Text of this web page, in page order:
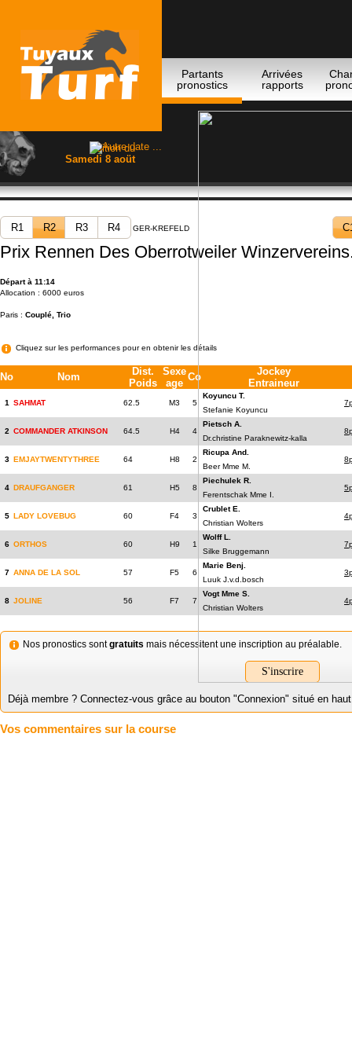
Edition du
Samedi 8 aoüt
Partants
pronostics
Arrivées
rapports
R1 R2 R3 R4 GER-KREFELD
Prix Rennen Des Oberrotweiler
Départ à 11:14
Allocation : 6000 euros
Paris : Couplé, Trio
Cliquez sur les performances pour en obtenir les détails
No Nom
Dist.
Poids
Sexe
age
Co
Jockey
Entraineur
1 SAHMAT 62.5 M3 5
Koyuncu T.
Stefanie Koyuncu
2 COMMANDER ATKINSON 64.5 H4 4
Pietsch A.
Dr.christine Paraknewitz-kalla
3 EMJAYTWENTYTHREE 64 H8 2
Ricupa And.
Beer Mme M.
4 DRAUFGANGER 61 H5 8
Piechulek R.
Ferentschak Mme I.
5 LADY LOVEBUG 60 F4 3
Crublet E.
Christian Wolters
6 ORTHOS 60 H9 1
Wolff L.
Silke Bruggemann
7 ANNA DE LA SOL 57 F5 6
Marie Benj.
Luuk J.v.d.bosch
8 JOLINE 56 F7 7
Vogt Mme S.
Christian Wolters
Nos pronostics sontgratuits mais nécessitent une inscription au préalable.
S'inscrire
Déjà membre ? Connectez-vous grâce au bouton "Connexion" situé en
Vos commentaires sur la course